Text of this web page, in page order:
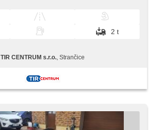
2 t
TIR CENTRUM s.r.o., Strančice